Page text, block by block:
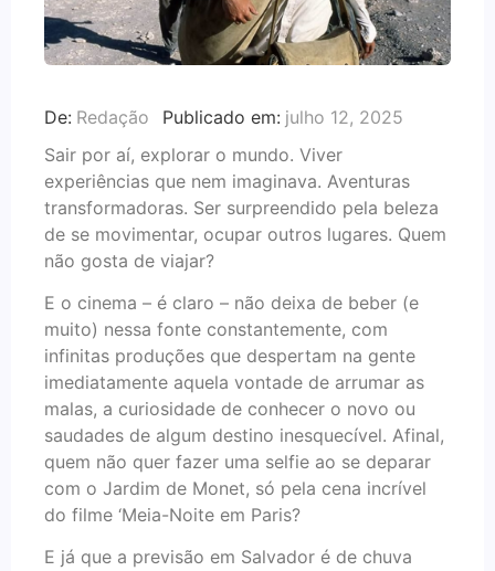
De: Redação Publicado em: julho 12, 2025
Sair por aí, explorar o mundo. Viver
experiências que nem imaginava. Aventuras
transformadoras. Ser surpreendido pela beleza
de se movimentar, ocupar outros lugares. Quem
não gosta de viajar?
E o cinema – é claro – não deixa de beber (e
muito) nessa fonte constantemente, com
infinitas produções que despertam na gente
imediatamente aquela vontade de arrumar as
malas, a curiosidade de conhecer o novo ou
saudades de algum destino inesquecível. Afinal,
quem não quer fazer uma selfie ao se deparar
com o Jardim de Monet, só pela cena incrível
do filme ‘Meia-Noite em Paris?
E já que a previsão em Salvador é de chuva